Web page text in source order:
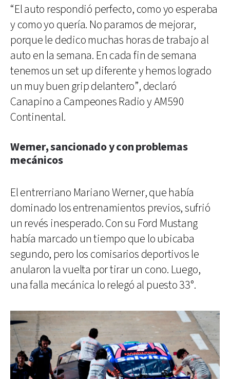
“El auto respondió perfecto, como yo esperaba
y como yo quería. No paramos de mejorar,
porque le dedico muchas horas de trabajo al
auto en la semana. En cada fin de semana
tenemos un set up diferente y hemos logrado
un muy buen grip delantero”, declaró
Canapino a Campeones Radio y AM590
Continental.
Werner, sancionado y con problemas
mecánicos
El entrerriano Mariano Werner, que había
dominado los entrenamientos previos, sufrió
un revés inesperado. Con su Ford Mustang
había marcado un tiempo que lo ubicaba
segundo, pero los comisarios deportivos le
anularon la vuelta por tirar un cono. Luego,
una falla mecánica lo relegó al puesto 33°.